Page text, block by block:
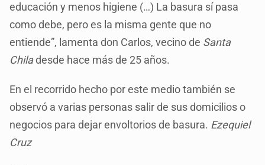
educación y menos higiene (…) La basura sí pasa
como debe, pero es la misma gente que no
entiende”, lamenta don Carlos, vecino de Santa
Chiladesde hace más de 25 años.
En el recorrido hecho por este medio también se
observó a varias personas salir de sus domicilios o
negocios para dejar envoltorios de basura. Ezequiel
Cruz